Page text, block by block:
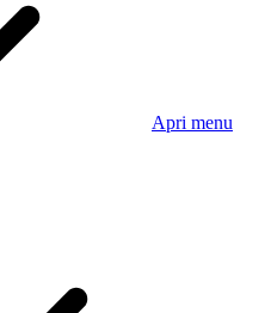
Apri menu